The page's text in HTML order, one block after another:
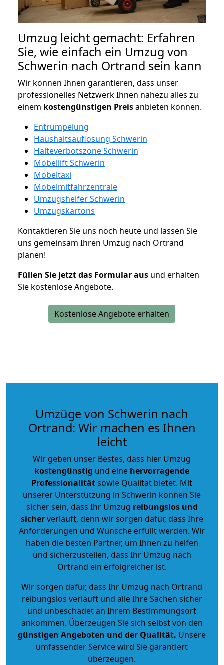
Umzug leicht gemacht: Erfahren
Sie, wie einfach ein Umzug von
Schwerin nach Ortrand sein kann
Wir können Ihnen garantieren, dass unser
professionelles Netzwerk Ihnen nahezu alles zu
einem kostengünstigen Preisanbieten können.
Entrümpelung
Haushaltsauflösung Schwerin
Halteverbotszone Schwerin
Möbellift Schwerin
Möbeltaxi
Möbelmitfahrzentrale
Umzugshelfer Schwerin
Umzugskartons
Kontaktieren Sie uns noch heute und lassen Sie
uns gemeinsam Ihren Umzug nach Ortrand
planen!
Füllen Sie jetzt das Formular aus und erhalten
Sie kostenlose Angebote.
Kostenlose Angebote erhalten
Umzüge von Schwerin nach
Ortrand: Wir machen es Ihnen
leicht
Wir geben unser Bestes, dass hier Umzug
kostengünstig und eine hervorragende
Professionalitätsowie Qualität bietet. Mit
unserer Unterstützung in Schwerin können Sie
sicher sein, dass Ihr Umzug reibungslos und
sicherverläuft, denn wir sorgen dafür, dass Ihre
Anforderungen und Wünsche erfüllt werden. Wir
haben die besten Partner, um Ihnen zu helfen
und sicherzustellen, dass Ihr Umzug nach
Ortrand ein erfolgreicher ist.
Wir sorgen dafür, dass Ihr Umzug nach Ortrand
reibungslos verläuft und alle Ihre Sachen sicher
und unbeschadet an Ihrem Bestimmungsort
ankommen. Überzeugen Sie sich selbst von den
günstigen Angeboten und der Qualität. Unsere
umfassender Service wird Sie garantiert
überzeugen.